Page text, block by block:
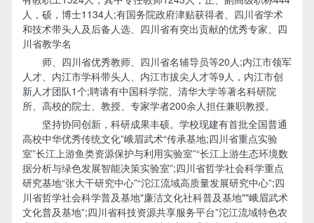
人，硕，博士1134人;有国务院政府津贴获得者、四川省学术
和技术带头人及后备人选、四川省有突出贡献的优秀专家、四
川省教学名
师、四川省优秀教师、四川省名辅导员等20人;内江市领军
人才、内江市学科带头人、内江市拔尖人才等9人，内江市创
新人才团队1个;聘请有中国科学院、清华大学等著名科研院
所、高校的院士、教授、专家学者200余人担任兼职教授。
坚持协同创新，科研成果丰硕。学校现建有首批全国普通
高校中华优秀传统文化”峨眉武术“传承基地;四川省重点实验
室”长江上游鱼类资源保护与利用实验室”“长江上游生态环境数
据分析与绿色发展智能决策实验室”;四川省哲学社会科学重点
研究基地“张大干研究中心”“沱江流域高质量发展研究中心”;四
川省哲学社会科学普及基地"廉洁文化社科普及基地""峨眉武术
文化普及基地”;四川省科技资源共享服务平台”沱江流域特色农